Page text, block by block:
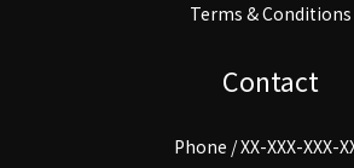
Terms & Conditions
Contact
Phone / XX-XXX-XXX-